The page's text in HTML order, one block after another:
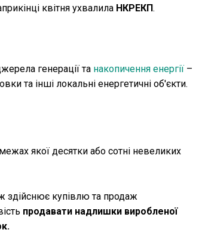
квітня ухвалила НКРЕКП.
генерації та накопичення енергії –
та інші локальні енергетичні об'єкти.
якої десятки або сотні невеликих
здійснює купівлю та продаж
продавати надлишки виробленої